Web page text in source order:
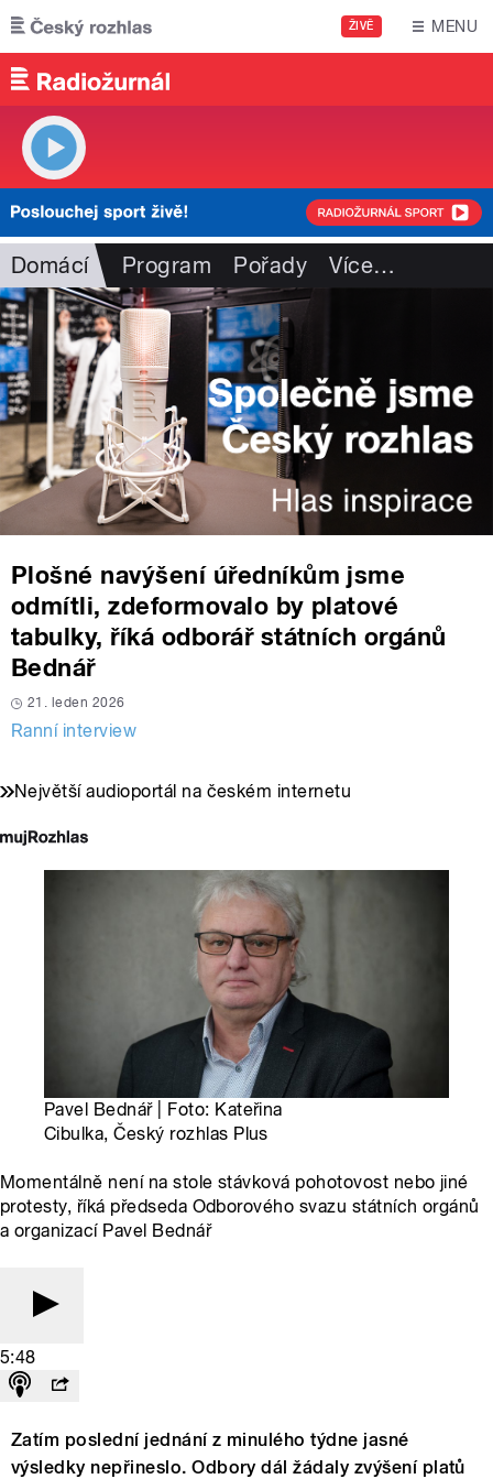
Přejít k hlavnímu obsahu
ŽIVĚ MENU
Domácí Program Pořady Více…
Plošné navýšení úředníkům jsme
odmítli, zdeformovalo by platové
tabulky, říká odborář státních orgánů
Bednář
21. leden 2026
Ranní interview
Největší audioportál na českém internetu
Pavel Bednář | Foto: Kateřina
Cibulka, Český rozhlas Plus
Momentálně není na stole stávková pohotovost nebo jiné
protesty, říká předseda Odborového svazu státních orgánů
a organizací Pavel Bednář
5:48
Zatím poslední jednání z minulého týdne jasné
výsledky nepřineslo. Odbory dál žádaly zvýšení platů